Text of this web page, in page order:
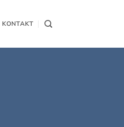
KONTAKT